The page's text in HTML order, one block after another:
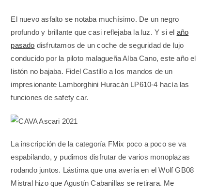
El nuevo asfalto se notaba muchísimo. De un negro
profundo y brillante que casi reflejaba la luz. Y si el año
pasado disfrutamos de un coche de seguridad de lujo
conducido por la piloto malagueña Alba Cano, este año el
listón no bajaba. Fidel Castillo a los mandos de un
impresionante Lamborghini Huracán LP610-4 hacía las
funciones de safety car.
La inscripción de la categoría FMix poco a poco se va
espabilando, y pudimos disfrutar de varios monoplazas
rodando juntos. Lástima que una avería en el Wolf GB08
Mistral hizo que Agustín Cabanillas se retirara. Me